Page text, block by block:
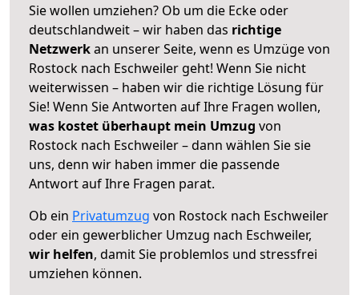
Sie wollen umziehen? Ob um die Ecke oder
deutschlandweit – wir haben das richtige
Netzwerkan unserer Seite, wenn es Umzüge von
Rostock nach Eschweiler geht! Wenn Sie nicht
weiterwissen – haben wir die richtige Lösung für
Sie! Wenn Sie Antworten auf Ihre Fragen wollen,
was kostet überhaupt mein Umzug von
Rostock nach Eschweiler – dann wählen Sie sie
uns, denn wir haben immer die passende
Antwort auf Ihre Fragen parat.
Ob ein Privatumzug von Rostock nach Eschweiler
oder ein gewerblicher Umzug nach Eschweiler,
wir helfen, damit Sie problemlos und stressfrei
umziehen können.